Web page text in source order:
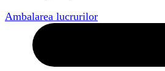
Ambalarea lucrurilor